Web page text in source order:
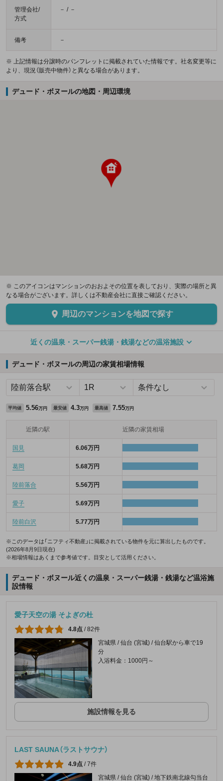
管理会社/
方式
－ / －
備考 －
※ 上記情報は分譲時のパンフレットに掲載されていた情報です。社名変更等に
より、現況（販売中物件）と異なる場合があります。
デュード・ボヌールの地図・周辺環境
※ このアイコンはマンションのおおよその位置を表しており、実際の場所と異
なる場合がございます。詳しくは不動産会社に直接ご確認ください。
周辺のマンションを地図で探す
近くの温泉・スーパー銭湯・銭湯などの温浴施設
デュード・ボヌールの周辺の家賃相場情報
平均値 5.56万円 最安値 4.3万円 最高値 7.55万円
近隣の駅 近隣の家賃相場
国見 6.06万円
葛岡 5.68万円
陸前落合 5.56万円
愛子 5.69万円
陸前白沢 5.77万円
※このデータは「ニフティ不動産」に掲載されている物件を元に算出したものです。
(2026年8月9日現在)
※相場情報はあくまで参考値です。目安として活用ください。
デュード・ボヌール近くの温泉・スーパー銭湯・銭湯など温浴施
設情報
愛子天空の湯 そよぎの杜
4.8点 /82件
宮城県 / 仙台 (宮城) / 仙台駅から車で19
分
入浴料金：1000円～
施設情報を見る
LAST SAUNA（ラストサウナ）
4.9点 /7件
宮城県 / 仙台 (宮城) / 地下鉄南北線勾当台